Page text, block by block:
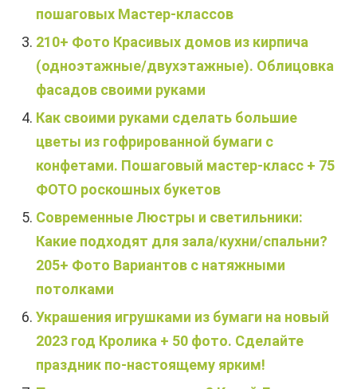
пошаговых Мастер-классов
210+ Фото Красивых домов из кирпича
(одноэтажные/двухэтажные). Облицовка
фасадов своими руками
Как своими руками сделать большие
цветы из гофрированной бумаги с
конфетами. Пошаговый мастер-класс + 75
ФОТО роскошных букетов
Современные Люстры и светильники:
Какие подходят для зала/кухни/спальни?
205+ Фото Вариантов с натяжными
потолками
Украшения игрушками из бумаги на новый
2023 год Кролика + 50 фото. Сделайте
праздник по-настоящему ярким!